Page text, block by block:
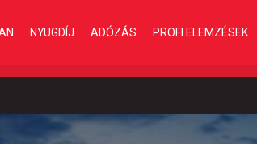
NYUGDÍJ ADÓZÁS PROFI ELEMZÉSEK